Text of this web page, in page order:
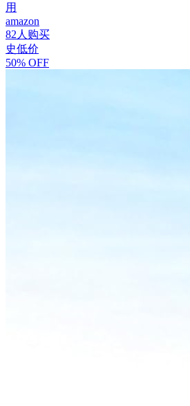
用
amazon
82人购买
史低价
50% OFF